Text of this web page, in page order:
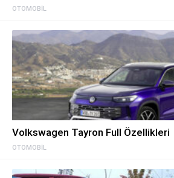
OTOMOBIL
OTOMOBIL
Volkswagen Tayron Full Özellikleri